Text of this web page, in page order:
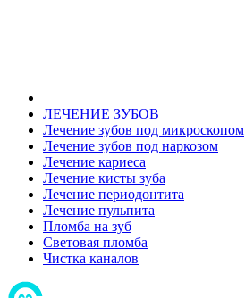
ЛЕЧЕНИЕ ЗУБОВ
Лечение зубов под микроскопом
Лечение зубов под наркозом
Лечение кариеса
Лечение кисты зуба
Лечение периодонтита
Лечение пульпита
Пломба на зуб
Световая пломба
Чистка каналов